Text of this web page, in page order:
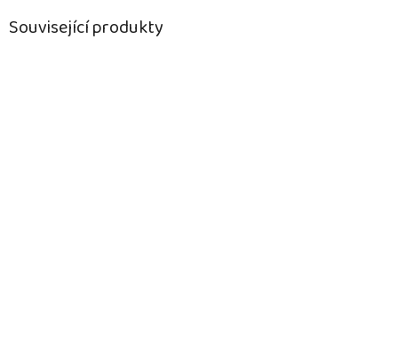
Související produkty